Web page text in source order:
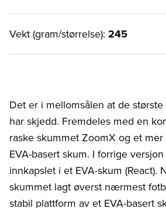
Vekt (gram/størrelse): 245
Det er i mellomsålen at de
har skjedd. Fremdeles med en
raske skummet ZoomX og et
EVA-basert skum. I forrige
innkapslet i et EVA-skum (React).
skummet lagt øverst nærmest
stabil plattform av et EVA-basert